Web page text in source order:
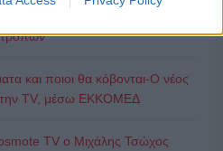
και ποιοι θα κόβονται-Ο νέος
TV, μέσω ΕΚΚΟΜΕΔ
TV o Μιχάλης Τσώχος